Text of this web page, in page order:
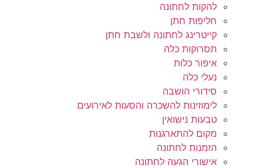
להקות לחתונה
חליפות חתן
קייטרינג לחתונה ולשבת חתן
תסרוקות כלה
איפור כלות
נעלי כלה
סידורי הושבה
לימוזינות להשכרה והסעות לאירועים
טבעות נישואין
מקום להתארגנות
הזמנות לחתונה
אישורי הגעה לחתונה